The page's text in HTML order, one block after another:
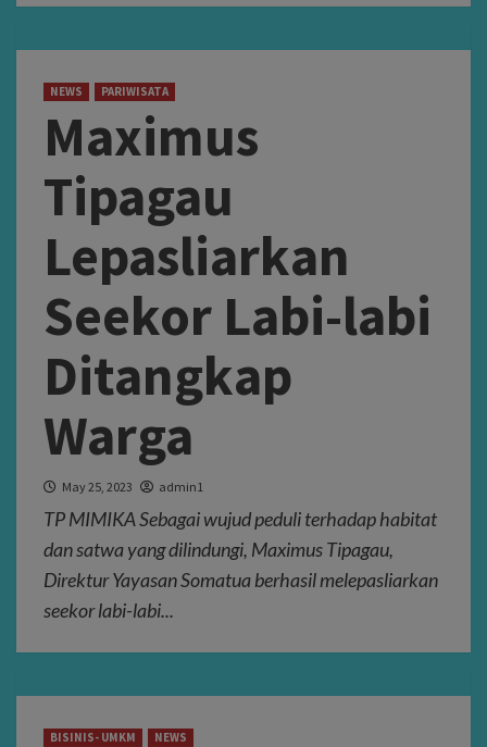
NEWS PARIWISATA
Maximus
Tipagau
Lepasliarkan
Seekor Labi-labi
Ditangkap
Warga
May 25, 2023 admin1
TP MIMIKA Sebagai wujud peduli terhadap habitat
dan satwa yang dilindungi, Maximus Tipagau,
Direktur Yayasan Somatua berhasil melepasliarkan
seekor labi-labi...
BISINIS- UMKM NEWS